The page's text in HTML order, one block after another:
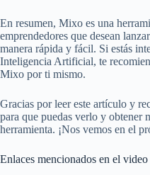
En resumen, Mixo es una
emprendedores que desean
manera rápida y fácil. Si estás
Inteligencia Artificial, te
Mixo por ti mismo.
Gracias por leer este artículo y
para que puedas verlo y obtener
herramienta. ¡Nos vemos en el
Enlaces mencionados en el video